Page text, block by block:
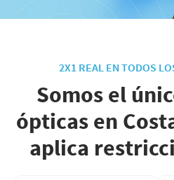
2X1 REAL EN TODOS
Somos el
ópticas en
aplica